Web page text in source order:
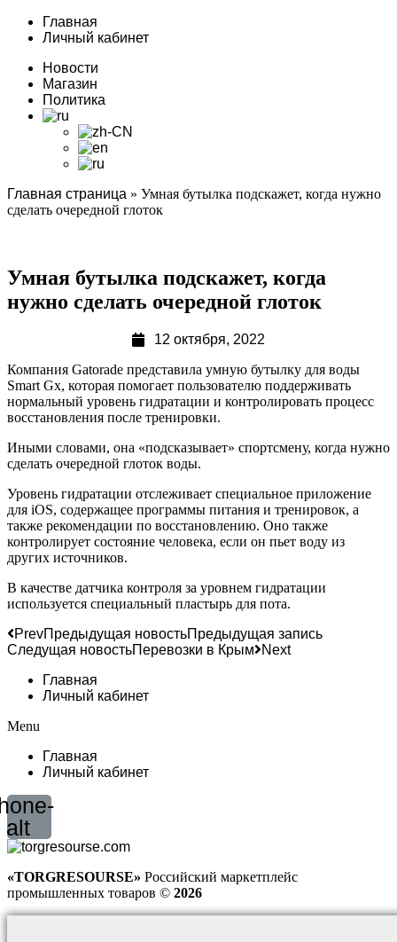
Главная
Личный кабинет
Новости
Магазин
Политика
Главная страница » Умная бутылка подскажет, когда нужно
сделать очередной глоток
Умная бутылка подскажет, когда
нужно сделать очередной глоток
12 октября, 2022
Компания Gatorade представила умную бутылку для воды
Smart Gx, которая помогает пользователю поддерживать
нормальный уровень гидратации и контролировать процесс
восстановления после тренировки.
Иными словами, она «подсказывает» спортсмену, когда нужно
сделать очередной глоток воды.
Уровень гидратации отслеживает специальное приложение
для iOS, содержащее программы питания и тренировок, а
также рекомендации по восстановлению. Оно также
контролирует состояние человека, если он пьет воду из
других источников.
В качестве датчика контроля за уровнем гидратации
используется специальный пластырь для пота.
PrevПредыдущая новостьПредыдущая запись
Следущая новостьПеревозки в Крым
Next
Главная
Личный кабинет
Menu
Главная
Личный кабинет
alt
«TORGRESOURSE» Российский маркетплейс
промышленных товаров © 2026